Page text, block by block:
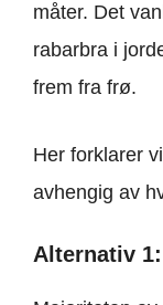
måter. Det
rabarbra i
frem fra frø.
Her forklarer
avhengig av
Alternativ